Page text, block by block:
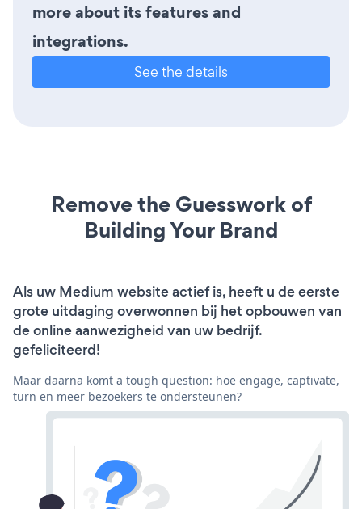
more about its features and
integrations.
See the details
Remove the Guesswork of
Building Your Brand
Als uw Medium website actief is, heeft u de eerste
grote uitdaging overwonnen bij het opbouwen van
de online aanwezigheid van uw bedrijf.
gefeliciteerd!
Maar daarna komt a tough question: hoe engage, captivate,
turn en meer bezoekers te ondersteunen?